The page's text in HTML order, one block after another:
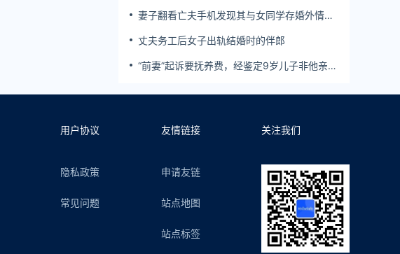
妻子翻看亡夫手机发现其与女同学存婚外情，
丈夫务工后女子出轨结婚时的伴郎
“前妻”起诉要抚养费，经鉴定9岁儿子非他亲
用户协议
隐私政策
常见问题
友情链接
申请友链
站点地图
站点标签
关注我们